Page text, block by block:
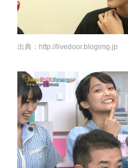
出典： http://livedoor.blogimg.jp